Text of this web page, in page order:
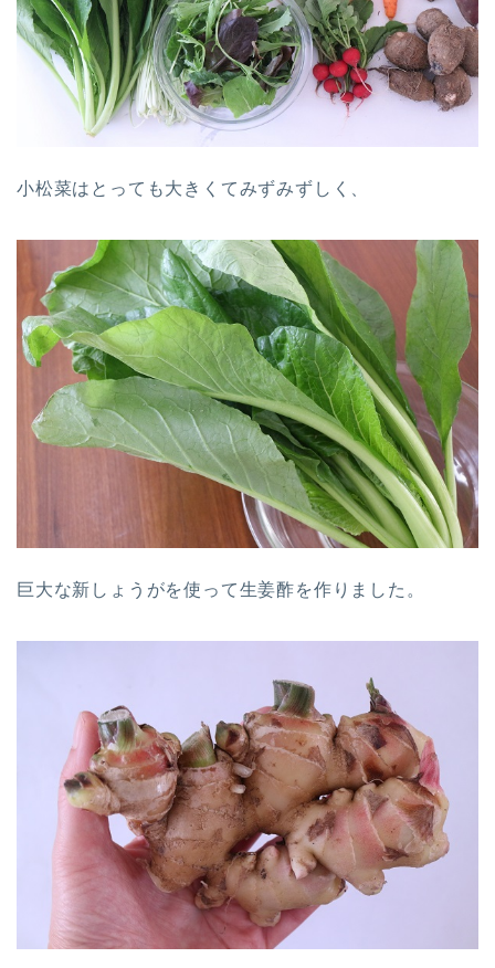
小松菜はとっても大きくてみずみずしく、
巨大な新しょうがを使って生姜酢を作りました。